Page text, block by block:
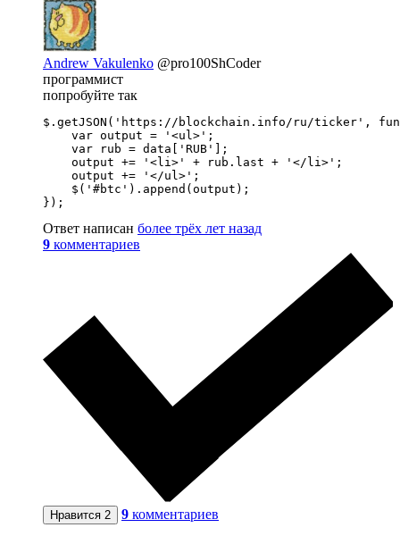
Andrew Vakulenko @pro100ShCoder
программист
попробуйте так
$.getJSON('https://blockchain.info/ru/ticker',
    var output = '<ul>';
    var rub = data['RUB'];
    output += '<li>' + rub.last + '</li>';
    output += '</ul>';
    $('#btc').append(output);
});
Ответ написан более трёх лет назад
9 комментариев
Нравится 2 9 комментариев